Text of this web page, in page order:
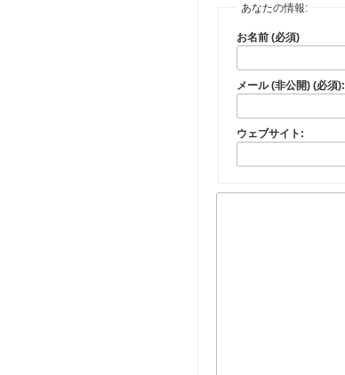
あなたの情報:
お名前 (必須)
メール (非公開) (必須):
ウェブサイト: